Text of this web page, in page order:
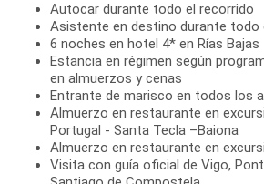
Autocar durante todo el recorrido
Asistente en destino durante todo
6 noches en hotel 4* en Rías Bajas
Estancia en régimen según
en almuerzos y cenas
Entrante de marisco en todos los
Almuerzo en restaurante en
Portugal - Santa Tecla –Baiona
Almuerzo en restaurante en
Visita con guía oficial de Vigo,